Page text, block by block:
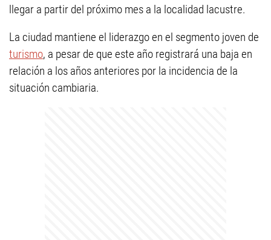
llegar a partir del próximo mes a la localidad lacustre.
La ciudad mantiene el liderazgo en el segmento joven de
turismo, a pesar de que este año registrará una baja en
relación a los años anteriores por la incidencia de la
situación cambiaria.